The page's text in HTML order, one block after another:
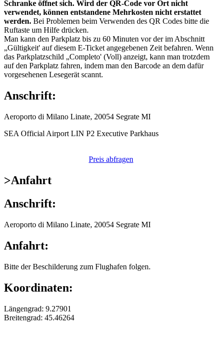
Schranke öffnet sich. Wird der QR-Code vor Ort nicht
verwendet, können entstandene Mehrkosten nicht erstattet
werden. Bei Problemen beim Verwenden des QR Codes bitte die
Ruftaste um Hilfe drücken.
Man kann den Parkplatz bis zu 60 Minuten vor der im Abschnitt
„Gültigkeit' auf diesem E-Ticket angegebenen Zeit befahren. Wenn
das Parkplatzschild „Completo' (Voll) anzeigt, kann man trotzdem
auf den Parkplatz fahren, indem man den Barcode an dem dafür
vorgesehenen Lesegerät scannt.
Anschrift:
Aeroporto di Milano Linate, 20054 Segrate MI
SEA Official Airport LIN P2 Executive Parkhaus
Preis abfragen
>Anfahrt
Anschrift:
Aeroporto di Milano Linate, 20054 Segrate MI
Anfahrt:
Bitte der Beschilderung zum Flughafen folgen.
Koordinaten:
Längengrad: 9.27901
Breitengrad: 45.46264